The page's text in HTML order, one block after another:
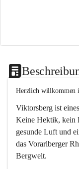
Herzlich willkommen
Viktorsberg ist
Keine Hektik, kein
gesunde Luft und
das Vorarlberger
Bergwelt.